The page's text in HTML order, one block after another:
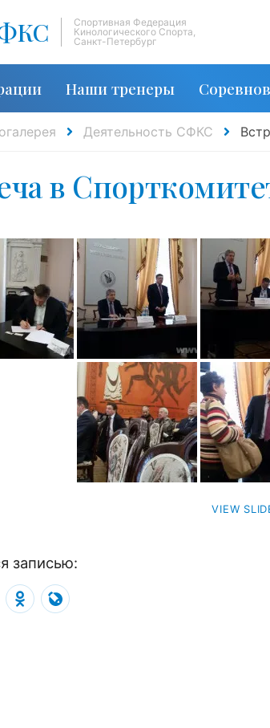
Спортивная Федерация
Кинологического Спорта,
Санкт-Петербург
Наши тренеры
Деятельность СФКС
в
VIEW
записью:
Mail.RuOdnoklassniki